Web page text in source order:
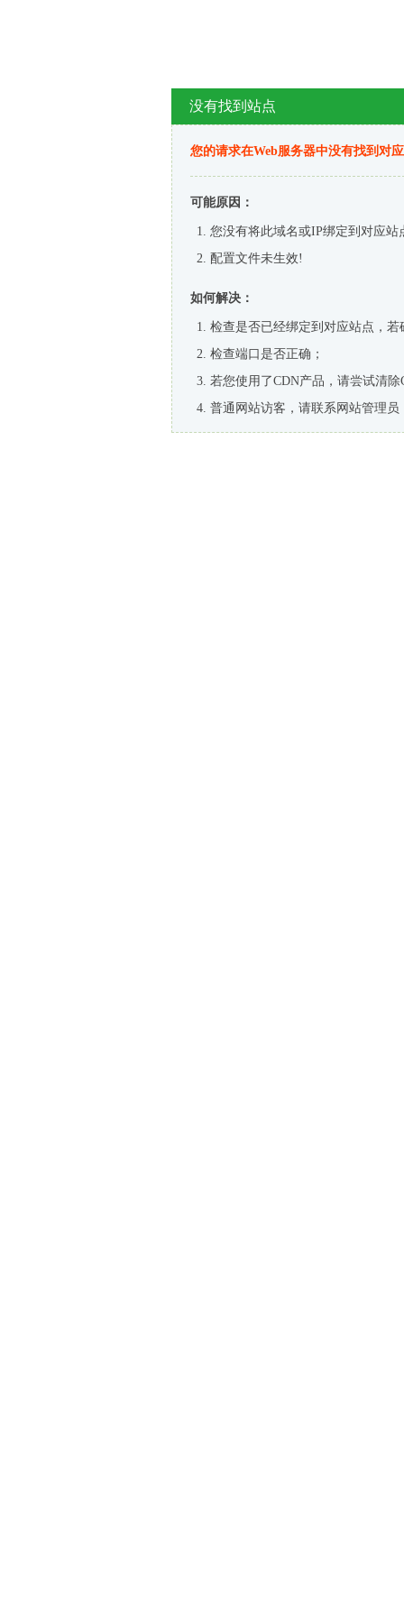
没有找到站点
您的请求在Web服务器中没有找到对
可能原因：
您没有将此域名或IP绑定到对应站
配置文件未生效!
如何解决：
检查是否已经绑定到对应站点，
检查端口是否正确；
若您使用了CDN产品，请尝试清除
普通网站访客，请联系网站管理员